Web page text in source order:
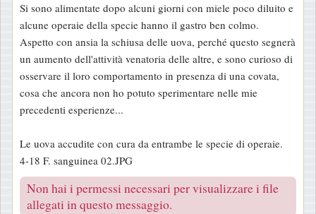
Si sono alimentate dopo alcuni giorni con miele poco diluito e
alcune operaie della specie hanno il gastro ben colmo.
Aspetto con ansia la schiusa delle uova, perché questo segnerà
un aumento dell'attività venatoria delle altre, e sono curioso di
osservare il loro comportamento in presenza di una covata,
cosa che ancora non ho potuto sperimentare nelle mie
precedenti esperienze...
Le uova accudite con cura da entrambe le specie di operaie.
4-18 F. sanguinea 02.JPG
Non hai i permessi necessari per visualizzare i file
allegati in questo messaggio.